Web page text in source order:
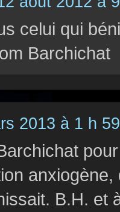
celui qui
Barchichat
2013 à 1 h
B.H.